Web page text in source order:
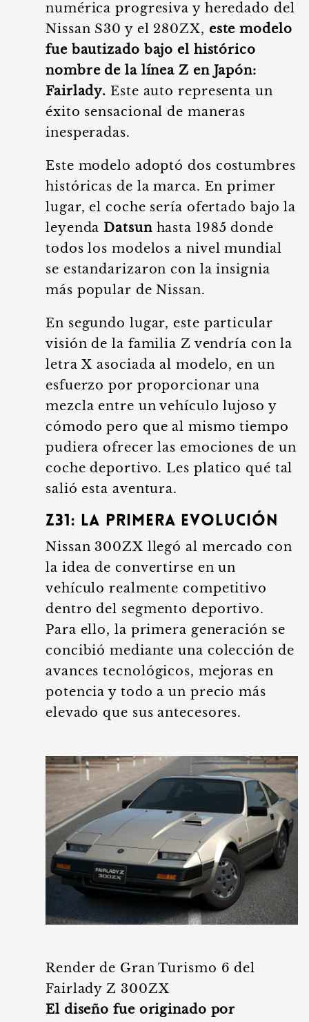
numérica progresiva y heredado del
Nissan S30 y el 280ZX, este modelo
fue bautizado bajo el histórico
nombre de la línea Z en Japón:
Fairlady.Este auto representa un
éxito sensacional de maneras
inesperadas.
Este modelo adoptó dos costumbres
históricas de la marca. En primer
lugar, el coche sería ofertado bajo la
leyendaDatsunhasta 1985 donde
todos los modelos a nivel mundial
se estandarizaron con la insignia
más popular de Nissan.
En segundo lugar, este particular
visión de la familia Z vendría con la
letra X asociada al modelo, en un
esfuerzo por proporcionar una
mezcla entre un vehículo lujoso y
cómodo pero que al mismo tiempo
pudiera ofrecer las emociones de un
coche deportivo. Les platico qué tal
salió esta aventura.
Z31: la primera evolución
Nissan 300ZX llegó al mercado con
la idea de convertirse en un
vehículo realmente competitivo
dentro del segmento deportivo.
Para ello, la primera generación se
concibió mediante una colección de
avances tecnológicos, mejoras en
potencia y todo a un precio más
elevado que sus antecesores.
Render de Gran Turismo 6 del
Fairlady Z 300ZX
El diseño fue originado por